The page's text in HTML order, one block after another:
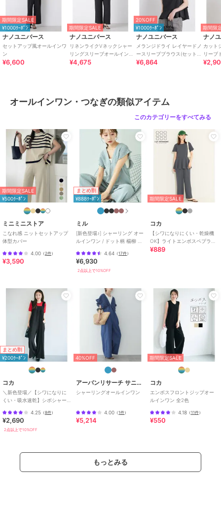
Lサイズ: 162-166cm
※標準体型を基にした目安でございます。予めご理解、ご了承の上お
買い求めください。
※該当の無いサイズも記載しておりますので、展開サイズをご参考く
ださい。
■取扱方法
※サンプルにて撮影、採寸を行う為、実際にお届けする商品と仕様や
定時期が前後する場合もございますので、予めご了承下さい。
※光の当たり具合や撮影環境により色味が異なる場合がございます。
正しい色味はスタジオ画像の色味をご参照ください。
◆お気に入り登
録でアイテム情報をゲット◆
気になるアイテムをお気に入り登録して、あなただけの欲しいものリ
ストを作成！
いち早く特典情報をゲットして、お買い物をよりお楽しみください。
model: H168cm 着用サイズ: M
ブランド ナノユニバース
商品カテゴリ オールインワン・サロペット
オールインワン・つなぎ
性別タイプ
レディース
オールインワン・サロペット
／
オールインワン・つなぎ
カラー ブルー、ブラック
サイズ
シャツ:（表地）ポリエステル 10
0%（裏地）ポリエステル 100%、
商品のお取り扱い方法
お手入れ
り干し ウェット非常に弱い
オールインワン・サロペット
期間限定SALE
¥1000ｸｰﾎﾟﾝ
ナノユニバース
セットアップ風オールインワ
ン
¥6,600
期間限定SALE
ナノユニバース
リネンライクVネックシャー
リングスリーブオールインワ
ン
¥4,675
20%OFF
¥1000ｸｰﾎﾟﾝ
ナノユニバース
メランジドライ レイヤードノ
ースリーブブラウス(セットア
ップ可)
¥6,864
期間限
ナノ
カット
リーブ
可)
オールインワン・つなぎの類似アイテム
このカテゴリーをすべてみる
期間限定SALE
¥500ｸｰﾎﾟﾝ
ミニミニストア
こなれ感 ニットセットアップ
体型カバー
4.00 （2件）
¥3,590
まとめ割
¥888ｸｰﾎﾟﾝ
ミル
[新色登場♪] シャーリング オー
ルインワン / ドット柄 楊柳 ギ
4.64 （17件）
¥6,930
2点以上で10%OFF
期間限定SALE
コカ
【シワになりにくい・乾燥機
OK】ライトエンボスペプラム
オールインワン 全2色
¥889
まとめ割
¥200ｸｰﾎﾟﾝ
コカ
＼新色登場／【シワになりに
くい・吸水速乾】シボシャー
全2色
4.25 （8件）
¥2,690
2点以上で10%OFF
40%OFF
アーバンリサーチ サニーレーベル
シャーリングオールインワン
4.00 （1件）
¥5,214
期間限定SALE
コカ
エンボスフロントジップオー
ルインワン 全2色
4.18（11件）
¥550
もっとみる